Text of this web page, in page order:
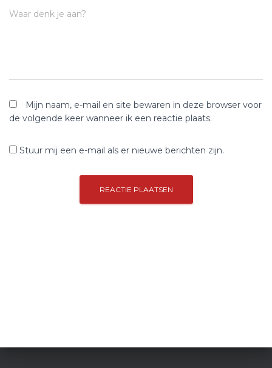
Waar denk je aan?
Mijn naam, e-mail en site bewaren in deze browser voor
de volgende keer wanneer ik een reactie plaats.
Stuur mij een e-mail als er nieuwe berichten zijn.